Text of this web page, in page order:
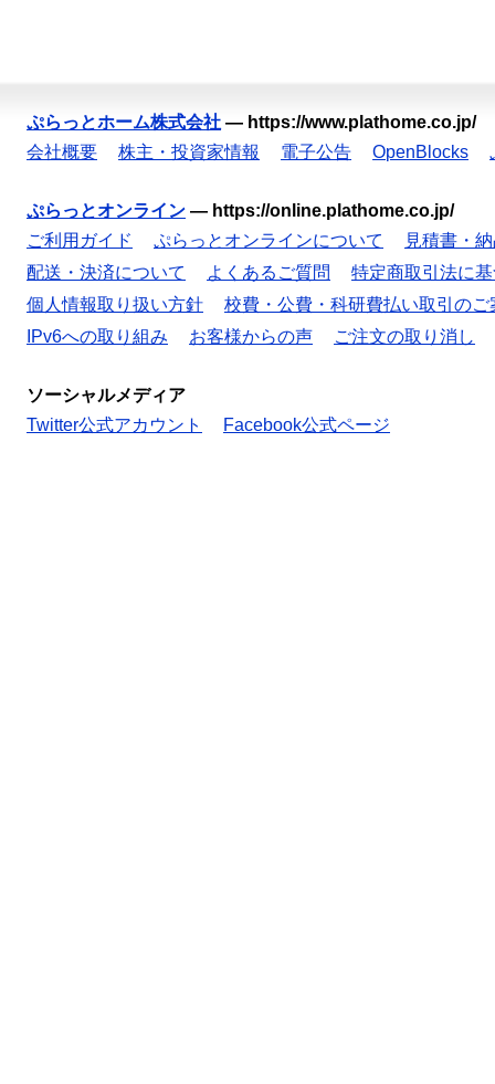
ぷらっとホーム株式会社 — https://www.plathome.co.jp/
会社概要
株主・投資家情報 電子公告 OpenBlocks
ぷらっとオンライン — https://online.plathome.co.jp/
ご利用ガイド
ぷらっとオンラインについて
見積書・
配送・決済について
よくあるご質問
特定商取引法に
個人情報取り扱い方針
校費・公費・科研費払い取引のご
IPv6への取り組み
お客様からの声 ご注文の取り消し
ソーシャルメディア
Twitter公式アカウント
Facebook公式ページ